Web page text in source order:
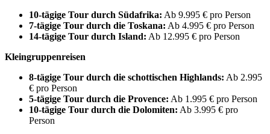
10-tägige Tour durch Südafrika: Ab 9.995 € pro Person
7-tägige Tour durch die Toskana: Ab 4.995 € pro Person
14-tägige Tour durch Island: Ab 12.995 € pro Person
Kleingruppenreisen
8-tägige Tour durch die schottischen Highlands: Ab 2.995
€ pro Person
5-tägige Tour durch die Provence: Ab 1.995 € pro Person
10-tägige Tour durch die Dolomiten: Ab 3.995 € pro
Person